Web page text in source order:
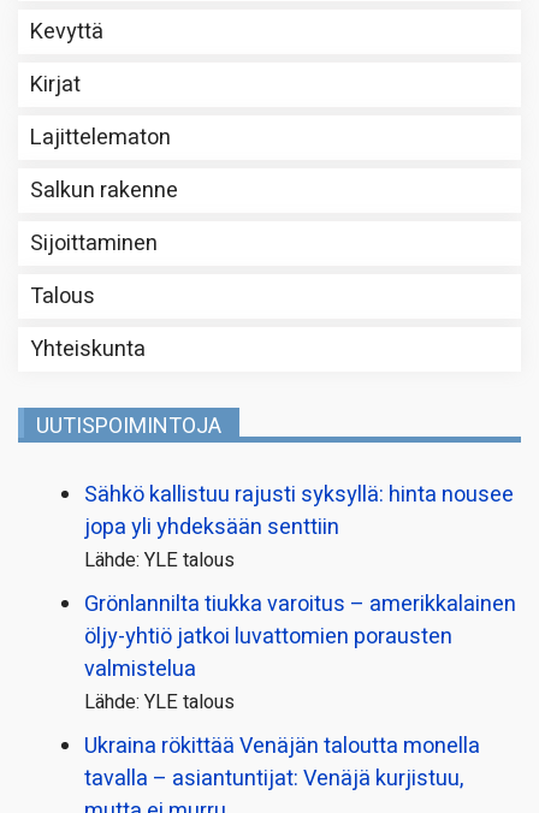
Kevyttä
Kirjat
Lajittelematon
Salkun rakenne
Sijoittaminen
Talous
Yhteiskunta
UUTISPOIMINTOJA
Sähkö kallistuu rajusti syksyllä: hinta nousee
jopa yli yhdeksään senttiin
Lähde: YLE talous
Grönlannilta tiukka varoitus – amerikkalainen
öljy-yhtiö jatkoi luvattomien porausten
valmistelua
Lähde: YLE talous
Ukraina rökittää Venäjän taloutta monella
tavalla – asiantuntijat: Venäjä kurjistuu,